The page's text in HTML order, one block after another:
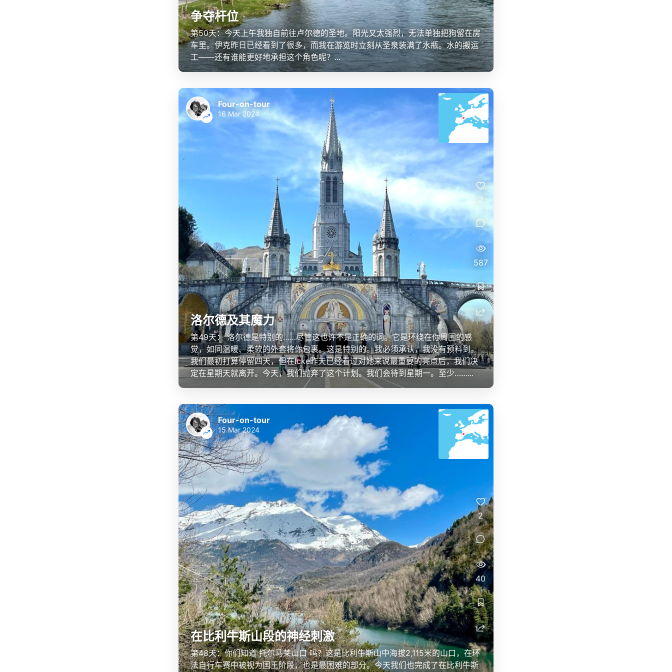
争夺杆位
第50天：今天上午我独自前往卢尔德的圣地。阳光又太强烈，无法单独把狗留在房
车里。伊克昨日已经看到了很多，而我在游览时立刻从圣泉装满了水瓶。水的搬运
工——还有谁能更好地承担这个角色呢？...
洛尔德及其魔力
第49天： 洛尔德是特别的……尽管这也许不是正确的词。它是环绕在你周围的感
觉，如同温暖、柔软的外套将你包裹。这是特别的。我必须承认，我没有预料到。
我们最初打算停留四天，但在Icke昨天已经看过对她来说最重要的亮点后，我们决
定在星期天就离开。今天，我们抛弃了这个计划。我们会待到星期一。至少……...
Four-on-tour
16 Mar 2024
2
587
在比利牛斯山段的神经刺激
第48天：你们知道 托尔马莱山口 吗？这是比利牛斯山中海拔2,115米的山口，在环
法自行车赛中被视为国王阶段，也是最困难的部分。今天我们也完成了在比利牛斯
Four-on-tour
15 Mar 2024
2
40